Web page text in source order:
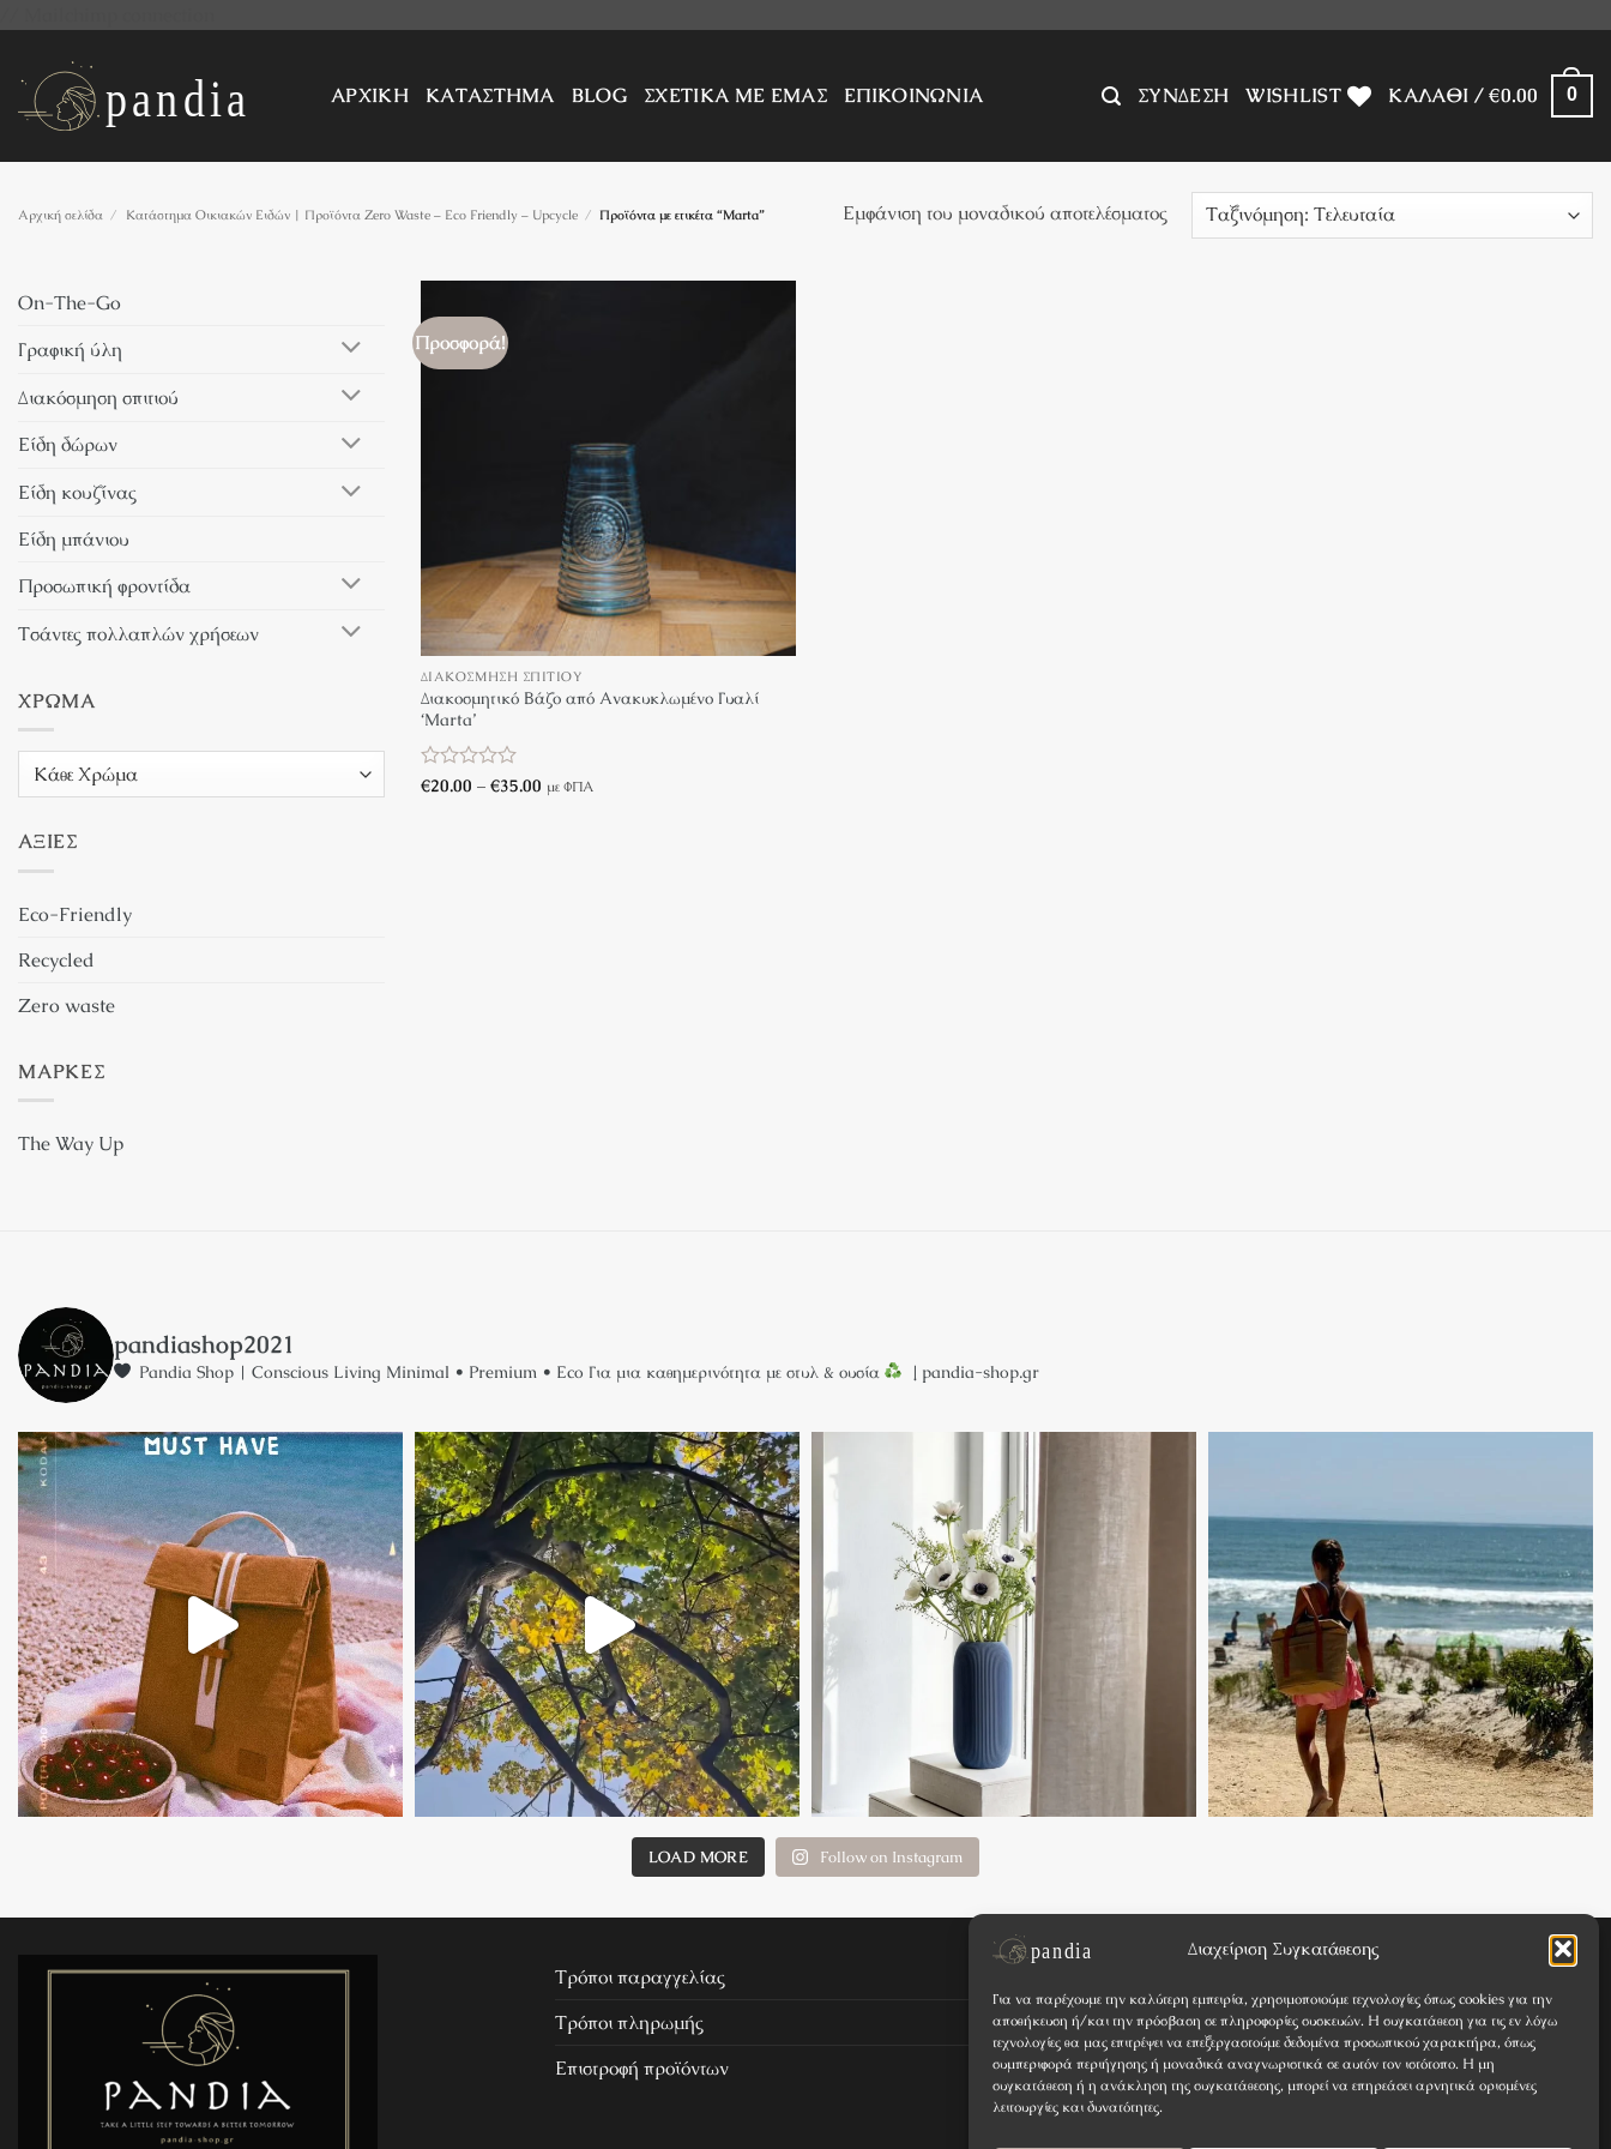
Διαχείριση Συγκατάθεσης
Για να παρέχουμε την καλύτερη εμπειρία, χρησιμοποιούμε τεχνολογίες όπως cookies για την
αποθήκευση ή/και την πρόσβαση σε πληροφορίες συσκευών. Η συγκατάθεση για τις εν λόγω
τεχνολογίες θα μας επιτρέψει να επεξεργαστούμε δεδομένα προσωπικού χαρακτήρα, όπως
συμπεριφορά περιήγησης ή μοναδικά αναγνωριστικά σε αυτόν τον ιστότοπο. Η μη
συγκατάθεση ή η ανάκληση της συγκατάθεσης, μπορεί να επηρεάσει αρνητικά ορισμένες
λειτουργίες και δυνατότητες.
ΑΡΧΙΚΗ
ΚΑΤΑΣΤΗΜΑ BLOG ΣΧΕΤΙΚΑ ΜΕ ΕΜΑΣ ΕΠΙΚΟΙΝΩΝΙΑ ΣΎΝΔΕΣΗ WISHLIST ΚΑΛΆΘΙ /€0.00 0
Αρχική σελίδα / Κατάστημα Οικιακών Ειδών | Προϊόντα Zero Waste – Eco Friendly – Upcycle / Προϊόντα με ετικέτα “Marta” Εμφάνιση του μοναδικού αποτελέσματος
On-The-Go
Γραφική ύλη
Διακόσμηση σπιτιού
Είδη δώρων
Είδη κουζίνας
Είδη μπάνιου
Προσωπική φροντίδα
Τσάντες πολλαπλών χρήσεων
ΧΡΏΜΑ
ΑΞΊΕΣ
Eco-Friendly
Recycled
Zero waste
ΜΆΡΚΕΣ
The Way Up
Προσφορά!
ΔΙΑΚΌΣΜΗΣΗ ΣΠΙΤΙΟΎ
Διακοσμητικό Βάζο από Ανακυκλωμένο Γυαλί
‘Marta’
Βαθμολογήθηκε
€20.00 – €35.00Price
range:
με ΦΠΑ
pandiashop2021
Pandia Shop | Conscious Living Minimal • Premium • Eco Για μια καθημερινότητα με στυλ & ουσία ↓ pandia-shop.gr
LOAD MORE Follow on Instagram
Τρόποι παραγγελίας
Τρόποι πληρωμής
Επιστροφή προϊόντων
Απόρρητο
Επικοινωνία
Πολιτική Cookies (ΕΕ)